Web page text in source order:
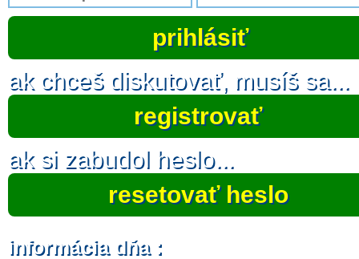
ak chceš diskutovať, musíš sa...
registrovať
ak si zabudol heslo...
resetovať heslo
informácia dňa :